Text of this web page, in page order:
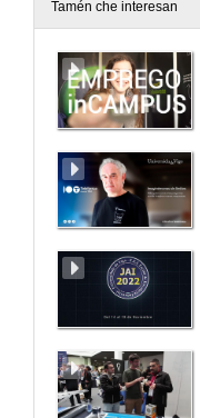
Tamén che interesan